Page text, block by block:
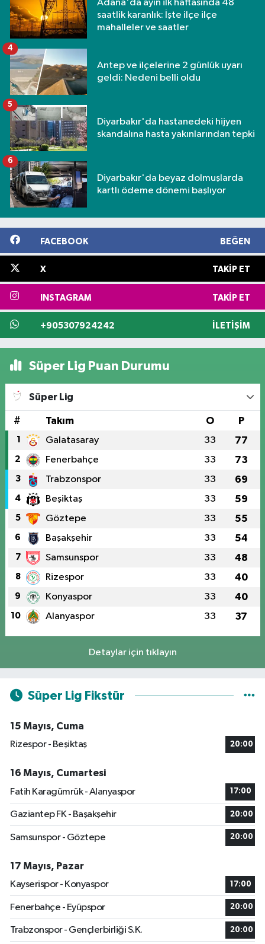
Adana'da ayın ilk haftasında 48
saatlik karanlık: İşte ilçe ilçe
mahalleler ve saatler
Antep ve ilçelerine 2 günlük uyarı
geldi: Nedeni belli oldu
4
Diyarbakır'da hastanedeki hijyen
skandalına hasta yakınlarından tepki
5
Diyarbakır'da beyaz dolmuşlarda
kartlı ödeme dönemi başlıyor
6
FACEBOOK BEĞEN
X TAKIP ET
INSTAGRAM TAKIP ET
+905307924242 İLETIŞIM
Süper Lig Puan Durumu
Süper Lig
# Takım O P
1 Galatasaray 33 77
2 Fenerbahçe 33 73
3 Trabzonspor 33 69
4 Beşiktaş 33 59
5 Göztepe 33 55
6 Başakşehir 33 54
7 Samsunspor 33 48
8 Rizespor 33 40
9 Konyaspor 33 40
10 Alanyaspor 33 37
Detaylar için tıklayın
Süper Lig Fikstür
15 Mayıs, Cuma
Rizespor - Beşiktaş
20:00
16 Mayıs, Cumartesi
Fatih Karagümrük - Alanyaspor
17:00
Gaziantep FK - Başakşehir 20:00
Samsunspor - Göztepe 20:00
17 Mayıs, Pazar
Kayserispor - Konyaspor
17:00
Fenerbahçe - Eyüpspor 20:00
Trabzonspor - Gençlerbirliği S.K. 20:00